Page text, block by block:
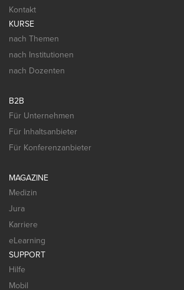
Kontakt
KURSE
nach Themen
nach Institutionen
nach Dozenten
B2B
Für Unternehmen
Für Inhaltsanbieter
Für Konferenzanbieter
MAGAZINE
Medizin
Jura
Karriere
eLearning
SUPPORT
Hilfe
Mobil